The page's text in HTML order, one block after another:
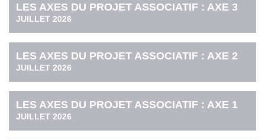
LES AXES DU PROJET ASSOCIATIF : AXE 3
JUILLET 2026
LES AXES DU PROJET ASSOCIATIF : AXE 2
JUILLET 2026
LES AXES DU PROJET ASSOCIATIF : AXE 1
JUILLET 2026